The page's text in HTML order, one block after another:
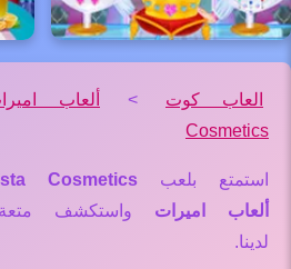
العاب كوت > ألعاب
Cosmetics
استمتع بلعب Cosmetics
ألعاب اميرات واستكشف متعة
لدينا.